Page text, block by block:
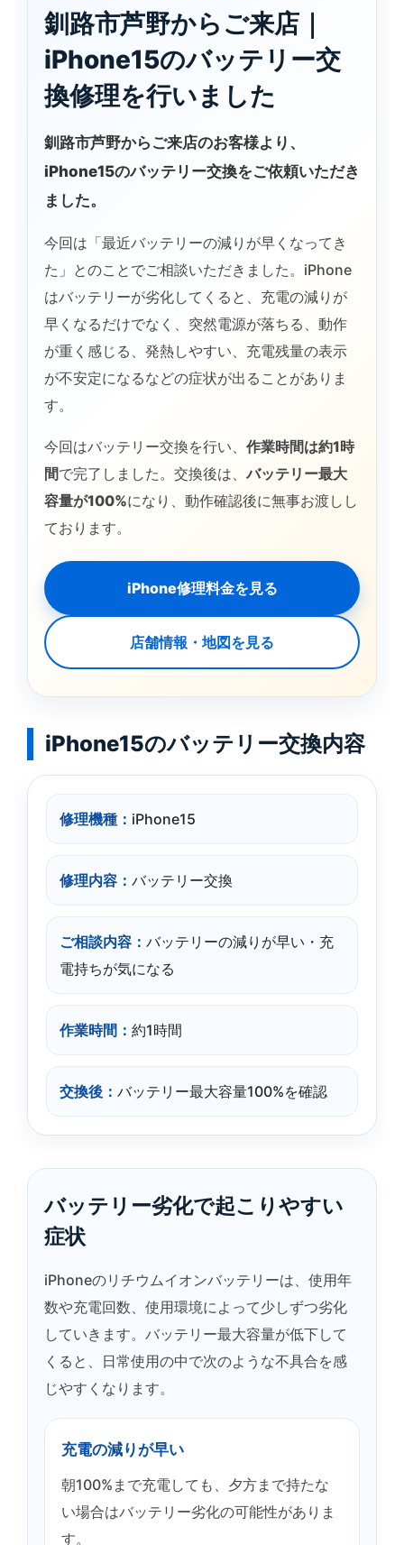
釧路市芦野からご来店｜
iPhone15のバッテリー交
換修理を行いました
釧路市芦野からご来店のお客様より、
iPhone15のバッテリー交換をご依頼いただき
ました。
今回は「最近バッテリーの減りが早くなってき
た」とのことでご相談いただきました。iPhone
はバッテリーが劣化してくると、充電の減りが
早くなるだけでなく、突然電源が落ちる、動作
が重く感じる、発熱しやすい、充電残量の表示
が不安定になるなどの症状が出ることがありま
す。
今回はバッテリー交換を行い、 作業時間は約1時
間で完了しました。交換後は、バッテリー最大
容量が100%になり、動作確認後に無事お渡しし
ております。
iPhone修理料金を見る
店舗情報・地図を見る
iPhone15のバッテリー交換内容
修理機種： iPhone15
修理内容： バッテリー交換
ご相談内容： バッテリーの減りが早い・充
電持ちが気になる
作業時間： 約1時間
交換後： バッテリー最大容量100%を確認
バッテリー劣化で起こりやすい
症状
iPhoneのリチウムイオンバッテリーは、使用年
数や充電回数、使用環境によって少しずつ劣化
していきます。バッテリー最大容量が低下して
くると、日常使用の中で次のような不具合を感
じやすくなります。
充電の減りが早い
朝100%まで充電しても、夕方まで持たな
い場合はバッテリー劣化の可能性がありま
す。